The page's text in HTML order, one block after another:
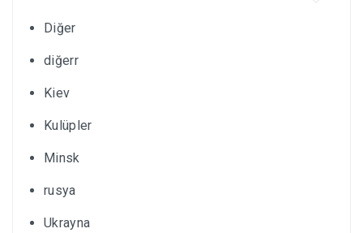
Diğer
diğerr
Kiev
Kulüpler
Minsk
rusya
Ukrayna